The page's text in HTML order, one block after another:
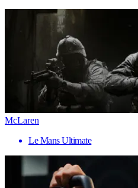
McLaren
Le Mans Ultimate